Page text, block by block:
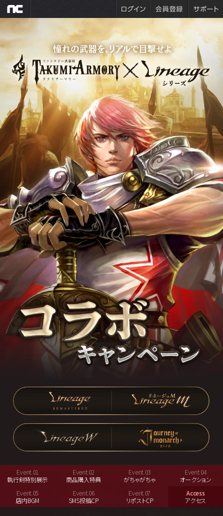
憧れの武器を、リアルで目
リネージュ
リネージュW Journey of Monarch
Event.01
執行剣特別展示
Event.02
商品購入特典
Event.03
がちゃがちゃ
Event.04
オークション
Event.05
店内BGM
Event.06
SMS投稿CP
Event.07
リポストCP
Access
アクセス